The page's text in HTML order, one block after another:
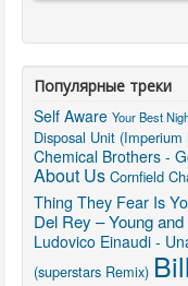
Популярные треки
Self Aware Your Best
Disposal Unit (Imperium
Chemical Brothers -
About Us Cornfield
Thing They Fear Is
Del Rey – Young
Ludovico Einaudi -
(superstars Remix)